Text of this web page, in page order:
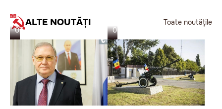
ALTE NOUTĂȚI
Toate noutățile
07.08.26
06.08.26